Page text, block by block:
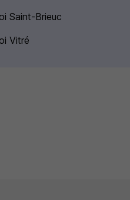
Saint-Brieuc
Vitré